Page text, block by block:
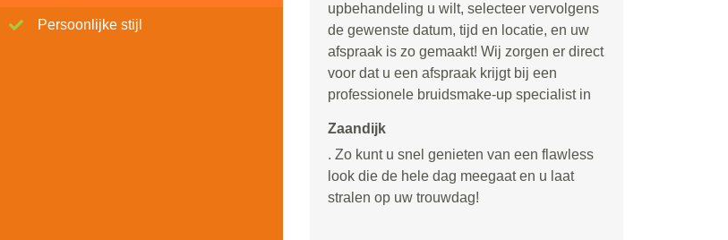
Persoonlijke stijl
upbehandeling u wilt, selecteer vervolgens
de gewenste datum, tijd en locatie, en uw
afspraak is zo gemaakt! Wij zorgen er direct
voor dat u een afspraak krijgt bij een
professionele bruidsmake-up specialist in
Zaandijk
. Zo kunt u snel genieten van een flawless
look die de hele dag meegaat en u laat
stralen op uw trouwdag!